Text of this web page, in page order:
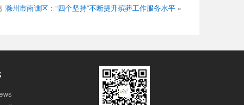
滁州市南谯区：“四个坚持”不断提升殡葬工作服务水平 »